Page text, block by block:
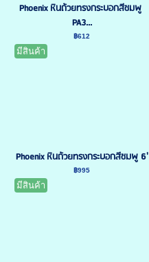
Phoenix หินถ้วยทรงกระบอกสีชมพู
PA3...
฿612
มีสินค้า
Phoenix หินถ้วยทรงกระบอกสีชมพู 6'
฿995
มีสินค้า